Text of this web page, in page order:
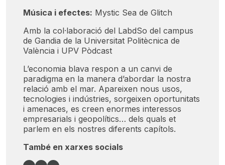
Música i efectes: Mystic Sea de Glitch
Amb la col·laboració del LabdSo del campus
de Gandia de la Universitat Politècnica de
València i UPV Pòdcast
L’economia blava respon a un canvi de
paradigma en la manera d’abordar la nostra
relació amb el mar. Apareixen nous usos,
tecnologies i indústries, sorgeixen oportunitats
i amenaces, es creen enormes interessos
empresarials i geopolítics… dels quals et
parlem en els nostres diferents capítols.
També en xarxes socials